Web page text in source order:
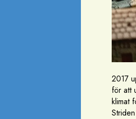
2017
för att
klimat